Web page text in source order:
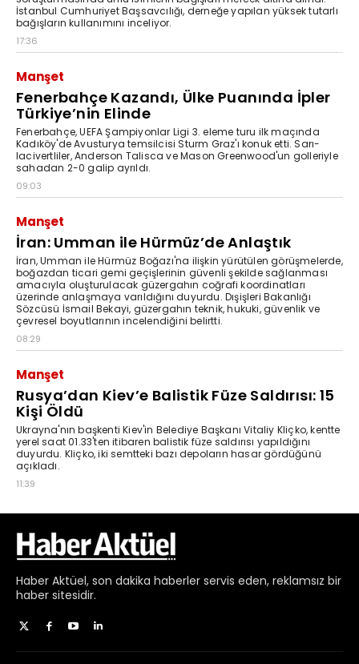
Haber Aktüel, son dakika haberler servis eden, reklamsız bir
haber sitesidir.